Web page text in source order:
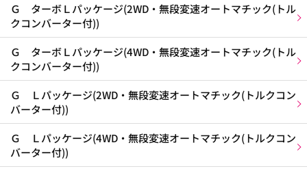
Ｇ ターボＬパッケージ(2WD・無段変速オートマチック(トル
クコンバーター付))
Ｇ ターボＬパッケージ(4WD・無段変速オートマチック(トル
クコンバーター付))
Ｇ Ｌパッケージ(2WD・無段変速オートマチック(トルクコン
バーター付))
Ｇ Ｌパッケージ(4WD・無段変速オートマチック(トルクコン
バーター付))